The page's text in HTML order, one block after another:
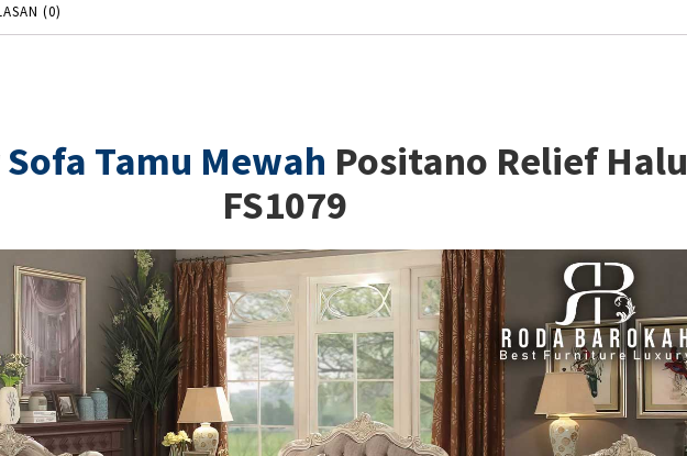
(0)
Sofa Tamu Mewah Positano Relief
FS1079